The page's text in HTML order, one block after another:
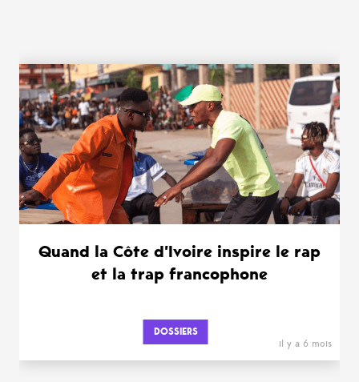
WANT MORE ?
Quand la Côte d’Ivoire inspire le rap
et la trap francophone
DOSSIERS
il y a 6 mois